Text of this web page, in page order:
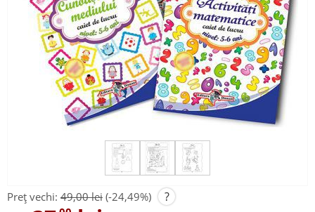
Preț vechi: 49,00 lei (-24,49%) ?